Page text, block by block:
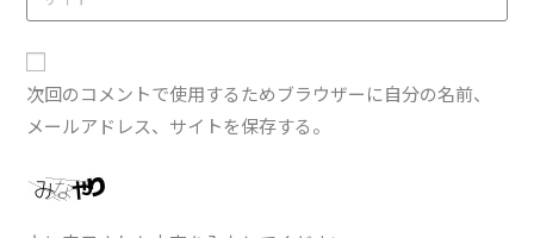
次回のコメントで使用するためブラウザーに自分の名前、
メールアドレス、サイトを保存する。